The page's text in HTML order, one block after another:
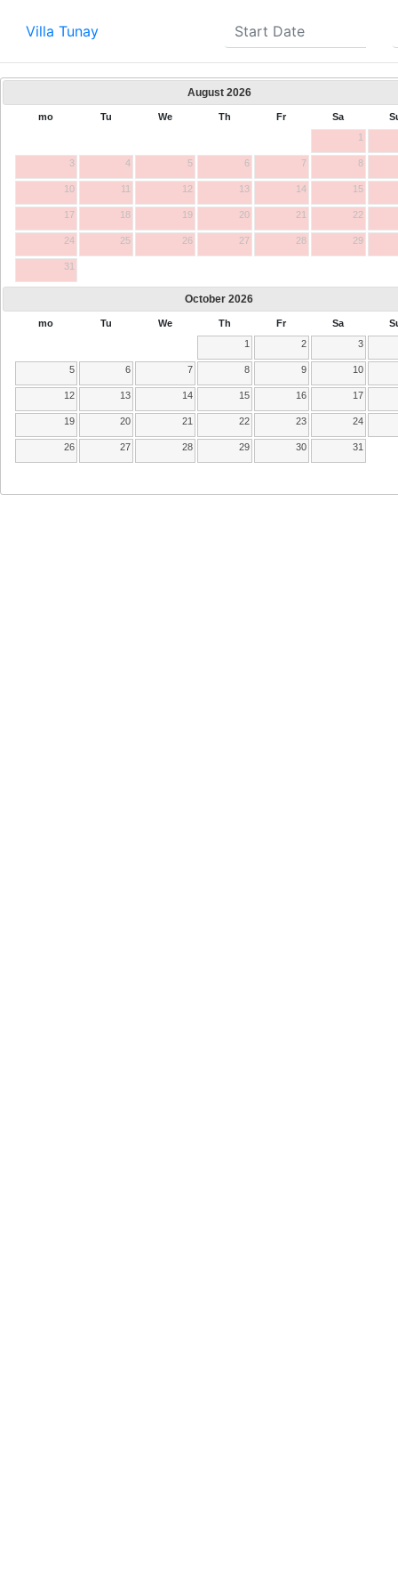
Villa Tunay
August 2026
mo Tu We Th Fr Sa
1
3 4 5 6 7 8
10 11 12 13 14 15
17 18 19 20 21 22
24 25 26 27 28 29
31
October 2026
mo Tu We Th Fr Sa
1
2 3
5 6 7 8 9 10
12 13 14 15 16 17
19 20 21 22 23 24
26 27 28 29 30 31